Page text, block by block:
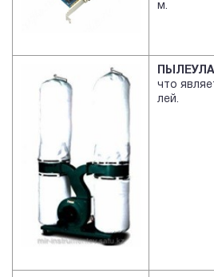
м.
что
лей.